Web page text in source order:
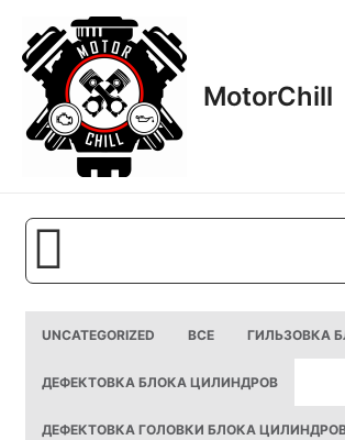
содержимому
MotorСhill
UNCATEGORIZED ВСЕ ГИЛЬЗОВКА
ДЕФЕКТОВКА БЛОКА ЦИЛИНДРОВ
ДЕФЕКТОВКА ГОЛОВКИ БЛОКА